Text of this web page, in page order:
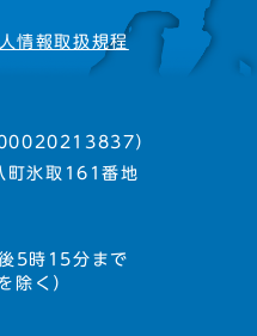
情報取扱規程
）
町氷取161番地
5時15分まで
除く）